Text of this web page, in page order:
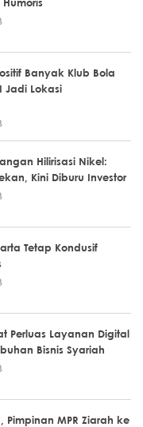
Banyak Klub Bola
Jadi Lokasi
Hilirisasi Nikel:
Kini Diburu Investor
Tetap Kondusif
Perluas Layanan Digital
Bisnis Syariah
Pimpinan MPR Ziarah ke